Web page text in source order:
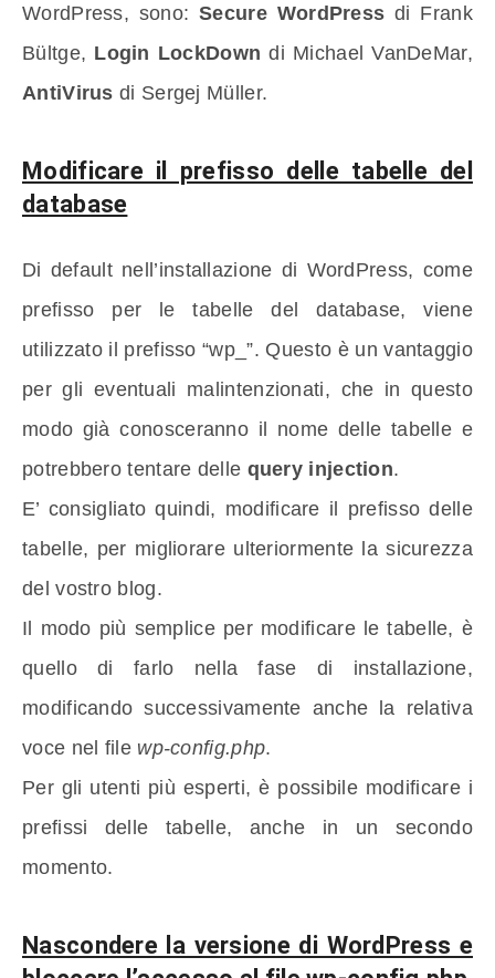
WordPress, sono:Secure WordPress di Frank
Bültge, Login LockDown di Michael VanDeMar,
AntiVirus di Sergej Müller.
Modificare il prefisso delle tabelle del
database
Di default nell’installazione di WordPress, come
prefisso per le tabelle del database, viene
utilizzato il prefisso “wp_”. Questo è un vantaggio
per gli eventuali malintenzionati, che in questo
modo già conosceranno il nome delle tabelle e
potrebbero tentare delle query injection.
E’ consigliato quindi, modificare il prefisso delle
tabelle, per migliorare ulteriormente la sicurezza
del vostro blog.
Il modo più semplice per modificare le tabelle, è
quello di farlo nella fase di installazione,
modificando successivamente anche la relativa
voce nel file wp-config.php.
Per gli utenti più esperti, è possibile modificare i
prefissi delle tabelle, anche in un secondo
momento.
Nascondere la versione di WordPress e